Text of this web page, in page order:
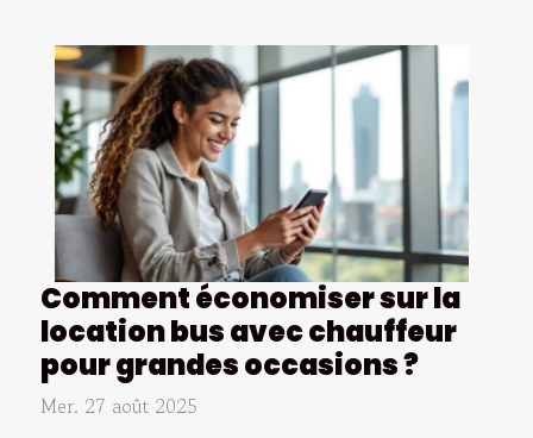
Comment économiser sur la
location bus avec chauffeur
pour grandes occasions ?
Mer. 27 août 2025